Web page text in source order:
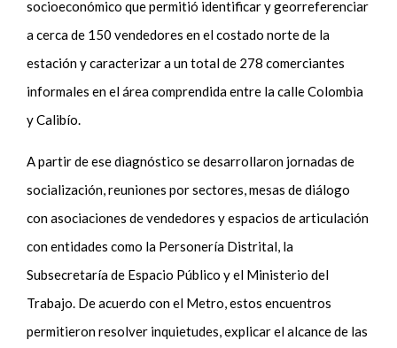
socioeconómico que permitió identificar y georreferenciar
a cerca de 150 vendedores en el costado norte de la
estación y caracterizar a un total de 278 comerciantes
informales en el área comprendida entre la calle Colombia
y Calibío.
A partir de ese diagnóstico se desarrollaron jornadas de
socialización, reuniones por sectores, mesas de diálogo
con asociaciones de vendedores y espacios de articulación
con entidades como la Personería Distrital, la
Subsecretaría de Espacio Público y el Ministerio del
Trabajo. De acuerdo con el Metro, estos encuentros
permitieron resolver inquietudes, explicar el alcance de las